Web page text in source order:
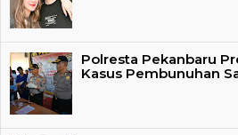
Polresta Pekanbaru
Kasus Pembunuhan